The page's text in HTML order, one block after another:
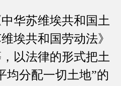
苏维埃共和国土
埃共和国劳动法》
以法律的形式把土
均分配一切土地”的